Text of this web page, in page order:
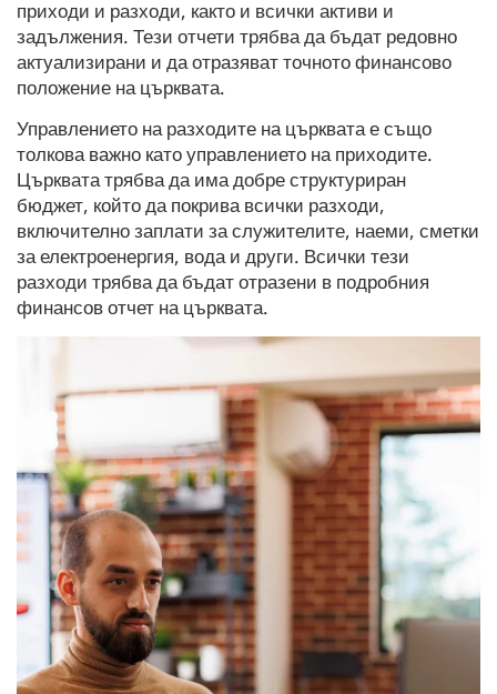
приходи и разходи, както и всички активи и
задължения. Тези отчети трябва да бъдат редовно
актуализирани и да отразяват точното финансово
положение на църквата.
Управлението на разходите на църквата е също
толкова важно като управлението на приходите.
Църквата трябва да има добре структуриран
бюджет, който да покрива всички разходи,
включително заплати за служителите, наеми, сметки
за електроенергия, вода и други. Всички тези
разходи трябва да бъдат отразени в подробния
финансов отчет на църквата.